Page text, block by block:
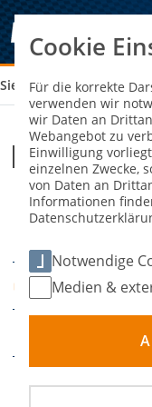
Sie sind hier:
Motocross
DATUM
ORT
Cookie
Für die korrekte
verwenden wir
wir Daten an
Webangebot zu
Einwilligung
einzelnen Zwecke,
von Daten an
Informationen
Notwendige
Medien &